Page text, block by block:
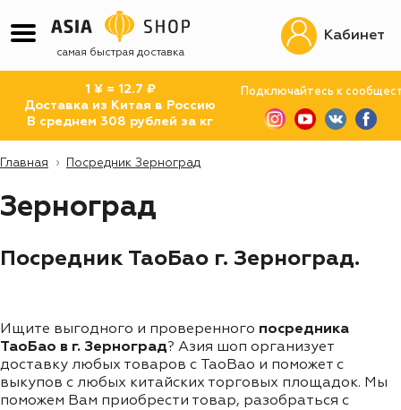
самая быстрая доставка
1 ¥ = 12.7 ₽
Доставка из Китая в Россию
В среднем 308 рублей за кг
Подключайтесь к
Кабинет
Главная Посредник Зерноград
Зерноград
Посредник ТаоБао г. Зерноград.
Ищите выгодного и проверенного посредника
ТаоБао в г. Зерноград? Азия шоп организует
доставку любых товаров с TaoBao и поможет с
выкупов с любых китайских торговых площадок. Мы
поможем Вам приобрести товар, разобраться с